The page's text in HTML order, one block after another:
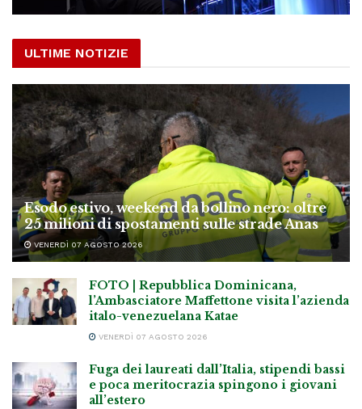
ULTIME NOTIZIE
Esodo estivo, weekend da bollino nero: oltre
25 milioni di spostamenti sulle strade Anas
VENERDÌ 07 AGOSTO 2026
FOTO | Repubblica Dominicana,
l’Ambasciatore Maffettone visita l’azienda
italo-venezuelana Katae
VENERDÌ 07 AGOSTO 2026
Fuga dei laureati dall’Italia, stipendi bassi
e poca meritocrazia spingono i giovani
all’estero